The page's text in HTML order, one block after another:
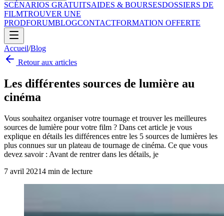
SCÉNARIOS GRATUITSAIDES & BOURSESDOSSIERS DE
FILMTROUVER UNE
PRODFORUMBLOGCONTACTFORMATION OFFERTE
Accueil/Blog
Retour aux articles
Les différentes sources de lumière au
cinéma
Vous souhaitez organiser votre tournage et trouver les meilleures
sources de lumière pour votre film ? Dans cet article je vous
explique en détails les différences entre les 5 sources de lumières les
plus connues sur un plateau de tournage de cinéma. Ce que vous
devez savoir : Avant de rentrer dans les détails, je
7 avril 20214 min de lecture